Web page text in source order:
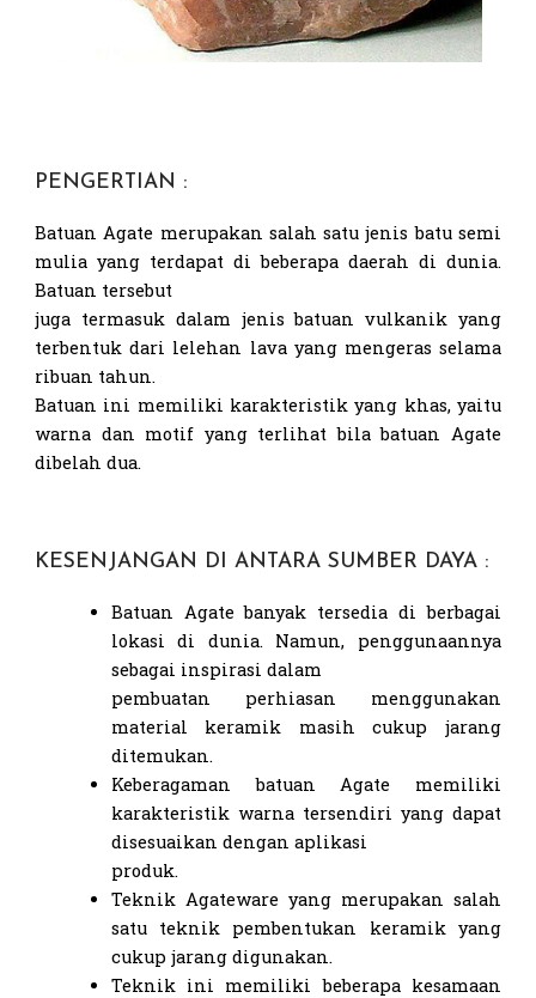
PENGERTIAN :
Batuan Agate merupakan salah satu jenis batu semi
mulia yang terdapat di beberapa daerah di dunia.
Batuan tersebut
juga termasuk dalam jenis batuan vulkanik yang
terbentuk dari lelehan lava yang mengeras selama
ribuan tahun.
Batuan ini memiliki karakteristik yang khas, yaitu
warna dan motif yang terlihat bila batuan Agate
dibelah dua.
KESENJANGAN DI ANTARA SUMBER DAYA :
Batuan Agate banyak tersedia di berbagai
lokasi di dunia. Namun, penggunaannya
sebagai inspirasi dalam
pembuatan perhiasan menggunakan
material keramik masih cukup jarang
ditemukan.
Keberagaman batuan Agate memiliki
karakteristik warna tersendiri yang dapat
disesuaikan dengan aplikasi
produk.
Teknik Agateware yang merupakan salah
satu teknik pembentukan keramik yang
cukup jarang digunakan.
Teknik ini memiliki beberapa kesamaan